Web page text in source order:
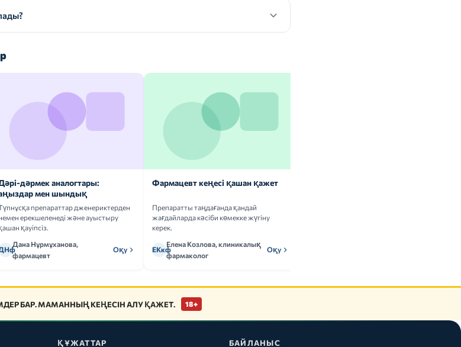
дәрмек аналогтары:
мен шындық
препараттар дженериктерден
ерекшеленеді және ауыстыру
қауіпсіз.
Дана Нұрмұханова,
фармацевт
Оқу
Фармацевт кеңесі қашан қажет
Препаратты таңдағанда қандай
жағдайларда кәсіби көмекке жүгіну
керек.
ЕКкф
Елена Козлова, клиникалық
фармаколог
Оқу
БАР. МАМАННЫҢ КЕҢЕСІН АЛУ ҚАЖЕТ. 18+
ҚҰЖАТТАР БАЙЛАНЫС